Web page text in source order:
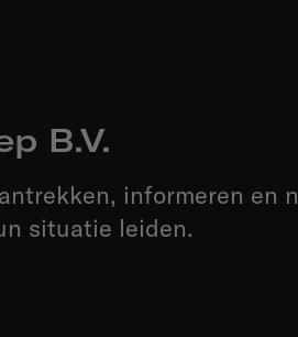
B.V.
informeren en
situatie leiden.